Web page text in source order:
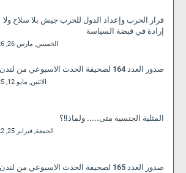
قرار الحرب وإعداد الدول للحرب جيش بلا سلاح ولا
إرادة في قبضة السياسة
الخميس, مارس 26, 2026
صدور العدد 164 لصحيفة الحدث الاسبوعي من لندن
الاثنين, مايو 12, 2025
المثلية الجنسية متى..... ولماذا!؟
الجمعة, فبراير 25, 2022
صدور العدد 165 لصحيفة الحدث الاسبوعي من لندن